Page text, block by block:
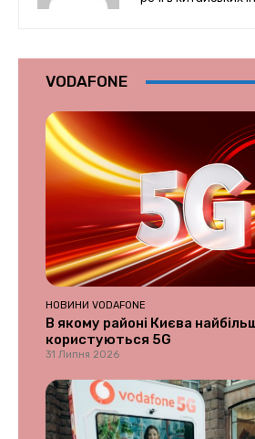
VODAFONE
НОВИНИ VODAFONE
В якому районі Києва
користуються 5G
31 Липня 2026